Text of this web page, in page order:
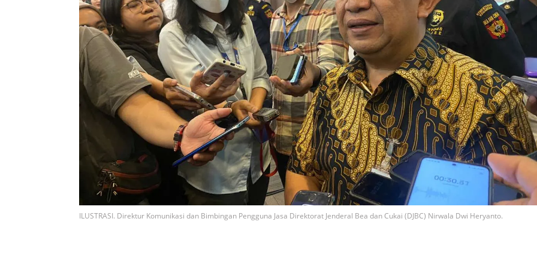
ILUSTRASI. Direktur Komunikasi dan Bimbingan Pengguna Jasa Direktorat Jenderal Bea dan Cukai (DJBC) Nirwala Dwi Heryanto.